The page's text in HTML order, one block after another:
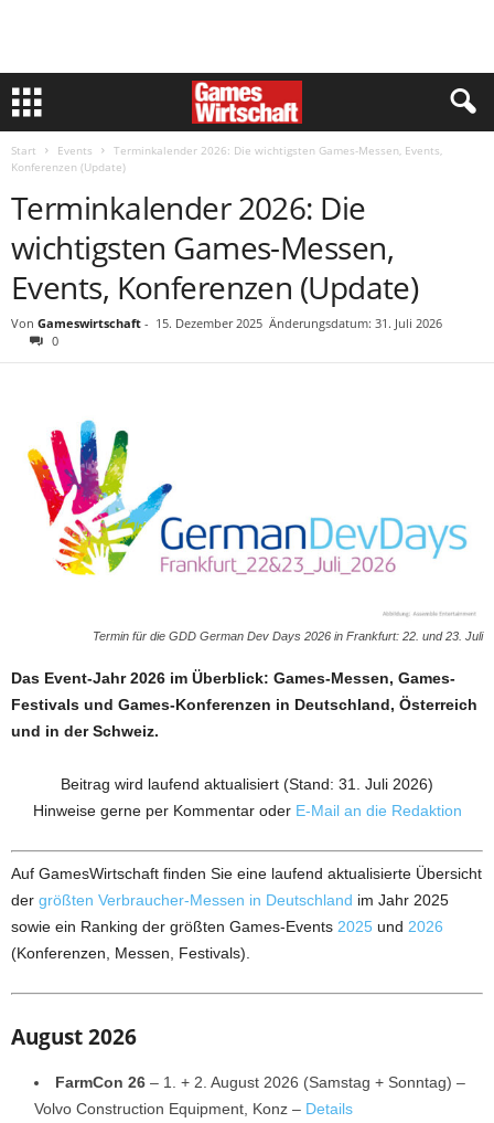
Start Events
Terminkalender 2026: Die wichtigsten Games-Messen, Events,
Konferenzen (Update)
Terminkalender 2026: Die
wichtigsten Games-Messen,
Events, Konferenzen (Update)
Von Gameswirtschaft - 15. Dezember 2025 Änderungsdatum: 31. Juli 2026
0
Termin für die GDD German Dev Days 2026 in Frankfurt: 22. und 23. Juli
Das Event-Jahr 2026 im Überblick: Games-Messen, Games-
Festivals und Games-Konferenzen in Deutschland, Österreich
und in der Schweiz.
Beitrag wird laufend aktualisiert (Stand: 31. Juli 2026)
Hinweise gerne per Kommentar oder E-Mail an die Redaktion
Auf GamesWirtschaft finden Sie eine laufend aktualisierte Übersicht
der größten Verbraucher-Messen in Deutschland im Jahr 2025
sowie ein Ranking der größten Games-Events 2025 und 2026
(Konferenzen, Messen, Festivals).
August 2026
FarmCon 26 – 1. + 2. August 2026 (Samstag + Sonntag) –
Volvo Construction Equipment, Konz – Details